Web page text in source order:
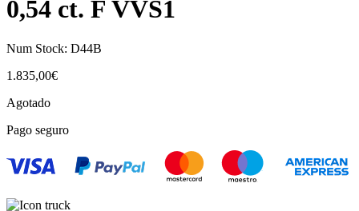
0,54 ct. F VVS1
Num Stock: D44B
1.835,00€
Agotado
Pago seguro